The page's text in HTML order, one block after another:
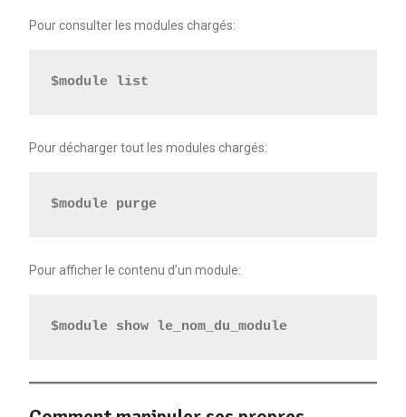
Pour consulter les modules chargés:
$module list
Pour décharger tout les modules chargés:
$module purge
Pour afficher le contenu d’un module:
$module show le_nom_du_module